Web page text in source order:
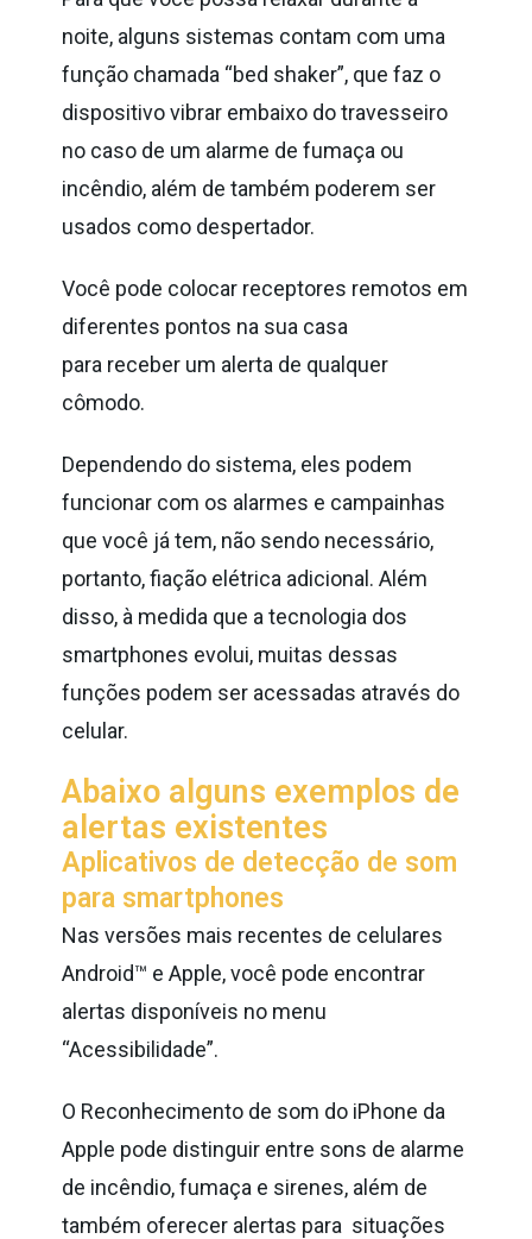
noite, alguns sistemas contam com uma
função chamada “bed shaker”, que faz o
dispositivo vibrar embaixo do travesseiro
no caso de um alarme de fumaça ou
incêndio, além de também poderem ser
usados como despertador.
Você pode colocar receptores remotos em
diferentes pontos na sua casa
para receber um alerta de qualquer
cômodo.
Dependendo do sistema, eles podem
funcionar com os alarmes e campainhas
que você já tem, não sendo necessário,
portanto, fiação elétrica adicional. Além
disso, à medida que a tecnologia dos
smartphones evolui, muitas dessas
funções podem ser acessadas através do
celular.
Abaixo alguns exemplos de
alertas existentes
Aplicativos de detecção de som
para smartphones
Nas versões mais recentes de celulares
Android™ e Apple, você pode encontrar
alertas disponíveis no menu
“Acessibilidade”.
O Reconhecimento de som do iPhone da
Apple pode distinguir entre sons de alarme
de incêndio, fumaça e sirenes, além de
também oferecer alertas para situações